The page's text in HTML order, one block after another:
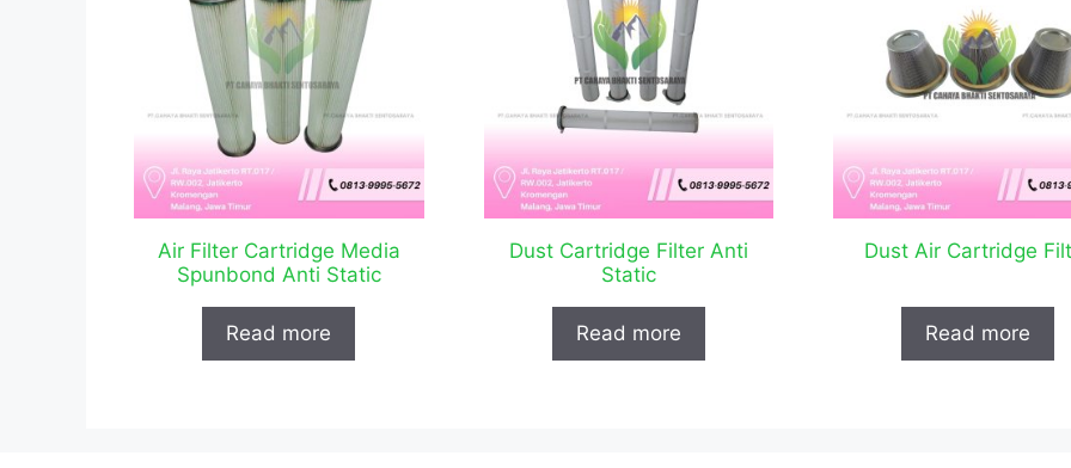
Air Filter Cartridge Media
Spunbond Anti Static
Read more
Dust Cartridge Filter Anti
Static
Read more
Dust Air Cartridge
Read more